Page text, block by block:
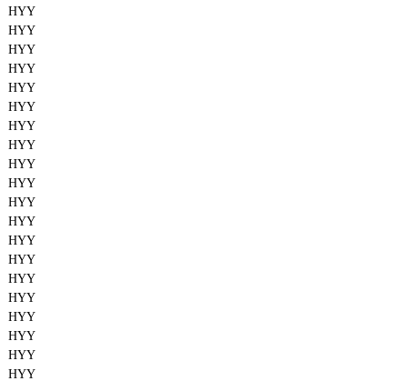
HYY
HYY
HYY
HYY
HYY
HYY
HYY
HYY
HYY
HYY
HYY
HYY
HYY
HYY
HYY
HYY
HYY
HYY
HYY
HYY